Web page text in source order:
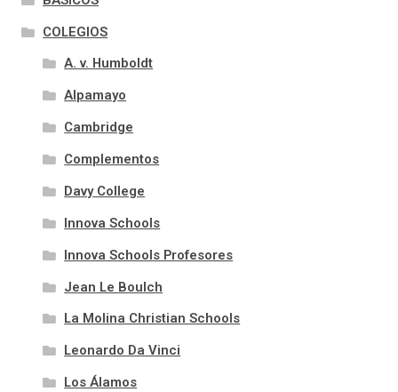
COLEGIOS
A. v. Humboldt
Alpamayo
Cambridge
Complementos
Davy College
Innova Schools
Innova Schools Profesores
Jean Le Boulch
La Molina Christian Schools
Leonardo Da Vinci
Los Álamos